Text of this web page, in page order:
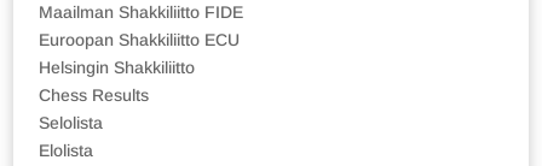
Maailman Shakkiliitto FIDE
Euroopan Shakkiliitto ECU
Helsingin Shakkiliitto
Chess Results
Selolista
Elolista